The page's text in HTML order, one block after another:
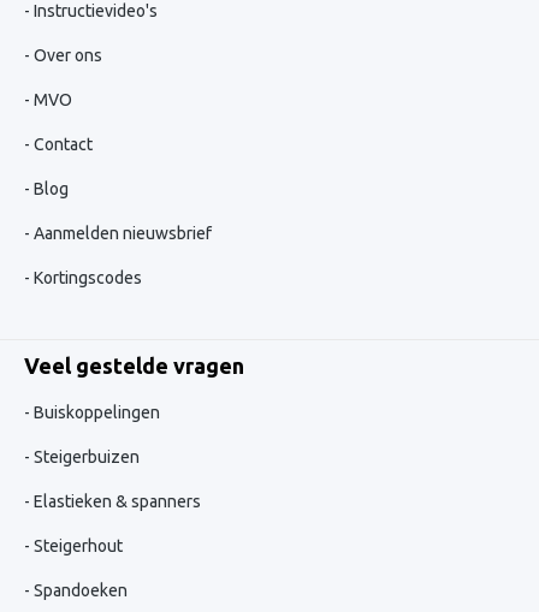
Instructievideo's
Over ons
MVO
Contact
Blog
Aanmelden nieuwsbrief
Kortingscodes
Veel gestelde vragen
Buiskoppelingen
Steigerbuizen
Elastieken & spanners
Steigerhout
Spandoeken